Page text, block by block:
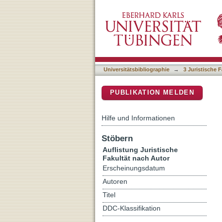
Universitätsbibliographie → 3 Juristische
PUBLIKATION MELDEN
Hilfe und Informationen
Stöbern
Auflistung Juristische
Fakultät nach Autor
Erscheinungsdatum
Autoren
Titel
DDC-Klassifikation